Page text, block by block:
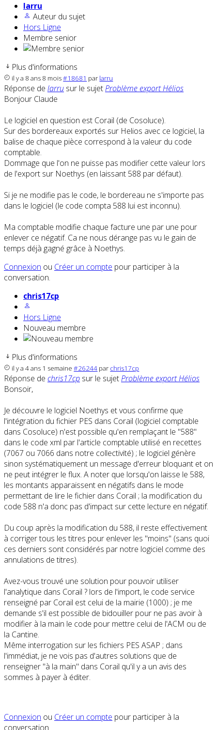
larru
Auteur du sujet
Hors Ligne
Membre senior
Plus d'informations
il y a 8 ans 8 mois#18681 par larru
Réponse de larru sur le sujetProblème export Hélios
Bonjour Claude
Le logiciel en question est Corail (de Cosoluce).
Sur des bordereaux exportés sur Helios avec ce logiciel, la
balise de chaque pièce correspond à la valeur du code
comptable.
Dommage que l'on ne puisse pas modifier cette valeur lors
de l'export sur Noethys (en laissant 588 par défaut).
Si je ne modifie pas le code, le bordereau ne s'importe pas
dans le logiciel (le code compta 588 lui est inconnu).
Ma comptable modifie chaque facture une par une pour
enlever ce négatif. Ca ne nous dérange pas vu le gain de
temps déjà gagné grâce à Noethys.
Connexion ou Créer un compte pour participer à la
conversation.
chris17cp
Hors Ligne
Nouveau membre
Plus d'informations
il y a 4 ans 1 semaine #26244 par chris17cp
Réponse de chris17cp sur le sujetProblème export Hélios
Bonsoir,
Je découvre le logiciel Noethys et vous confirme que
l'intégration du fichier PES dans Corail (logiciel comptable
dans Cosoluce) n'est possible qu'en remplaçant le "588"
dans le code xml par l'article comptable utilisé en recettes
(7067 ou 7066 dans notre collectivité) ; le logiciel génère
sinon systématiquement un message d'erreur bloquant et on
ne peut intégrer le flux. A noter que lorsqu'on laisse le 588,
les montants apparaissent en négatifs dans le mode
permettant de lire le fichier dans Corail ; la modification du
code 588 n'a donc pas d'impact sur cette lecture en négatif.
Du coup après la modification du 588, il reste effectivement
à corriger tous les titres pour enlever les "moins" (sans quoi
ces derniers sont considérés par notre logiciel comme des
annulations de titres).
Avez-vous trouvé une solution pour pouvoir utiliser
l'analytique dans Corail ? lors de l'import, le code service
renseigné par Corail est celui de la mairie (1000) ; je me
demande s'il est possible de bidouiller pour ne pas avoir à
modifier à la main le code pour mettre celui de l'ACM ou de
la Cantine.
Même interrogation sur les fichiers PES ASAP ; dans
l'immédiat, je ne vois pas d'autres solutions que de
renseigner "à la main" dans Corail qu'il y a un avis des
sommes à payer à éditer.
Connexion ou Créer un compte pour participer à la
conversation.